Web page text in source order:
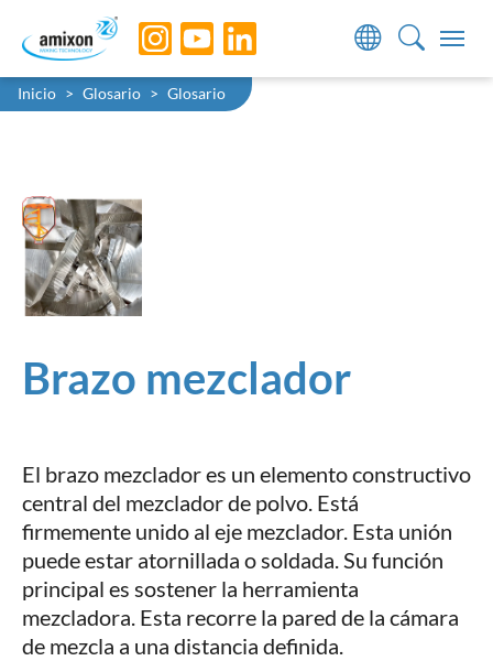
Skip to main navigation
Skip to main content
Skip to page footer
You are here:
Inicio Glosario Glosario
Brazo mezclador
El brazo mezclador es un elemento constructivo
central del mezclador de polvo. Está
firmemente unido al eje mezclador. Esta unión
puede estar atornillada o soldada. Su función
principal es sostener la herramienta
mezcladora. Esta recorre la pared de la cámara
de mezcla a una distancia definida.